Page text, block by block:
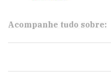
Acompanhe tudo sobre: